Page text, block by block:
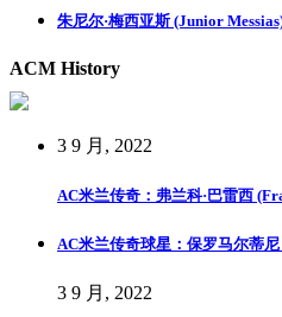
朱尼尔·梅西亚斯 (Junior
ACM History
3 9 月, 2022
AC米兰传奇：弗兰科·巴雷西
AC米兰传奇球星：保罗马尔蒂尼
3 9 月, 2022